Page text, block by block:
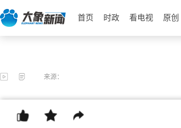
首页 时政 看电视 原创
来源：